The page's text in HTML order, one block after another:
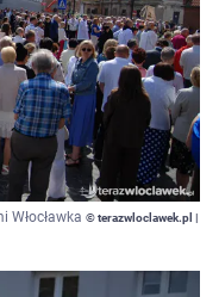
Włocławka © terazwloclawek.pl |